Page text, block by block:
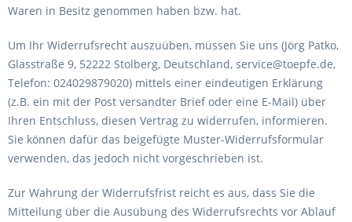
Waren in Besitz genommen haben bzw. hat.
Um Ihr Widerrufsrecht auszuüben, müssen Sie uns (Jörg Patko,
Glasstraße 9, 52222 Stolberg, Deutschland, service@toepfe.de,
Telefon: 024029879020) mittels einer eindeutigen Erklärung
(z.B. ein mit der Post versandter Brief oder eine E-Mail) über
Ihren Entschluss, diesen Vertrag zu widerrufen, informieren.
Sie können dafür das beigefügte Muster-Widerrufsformular
verwenden, das jedoch nicht vorgeschrieben ist.
Zur Wahrung der Widerrufsfrist reicht es aus, dass Sie die
Mitteilung über die Ausübung des Widerrufsrechts vor Ablauf